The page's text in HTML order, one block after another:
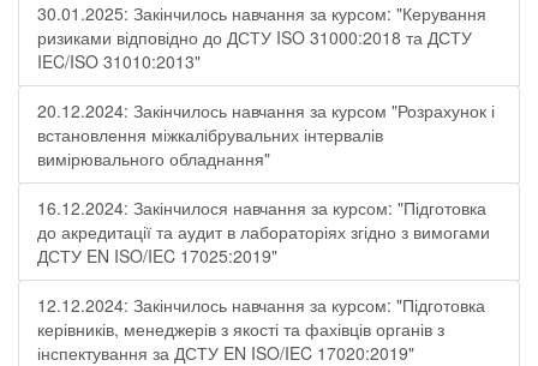
30.01.2025: Закінчилось навчання за курсом: "Керування
ризиками відповідно до ДСТУ ISO 31000:2018 та ДСТУ
IEC/ISO 31010:2013"
20.12.2024: Закінчилось навчання за курсом "Розрахунок і
встановлення міжкалібрувальних інтервалів
вимірювального обладнання"
16.12.2024: Закінчилося навчання за курсом: "Підготовка
до акредитації та аудит в лабораторіях згідно з вимогами
ДСТУ EN ISO/IEC 17025:2019"
12.12.2024: Закінчилось навчання за курсом: "Підготовка
керівників, менеджерів з якості та фахівців органів з
інспектування за ДСТУ EN ISO/IEC 17020:2019"